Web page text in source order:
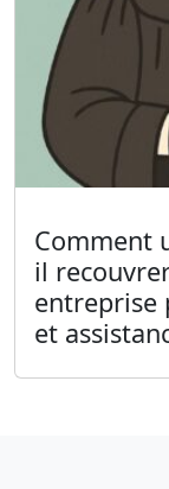
Comment
il
entreprise
et